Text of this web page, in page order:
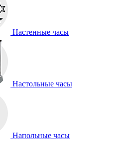
Настенные часы
Настольные часы
Напольные часы